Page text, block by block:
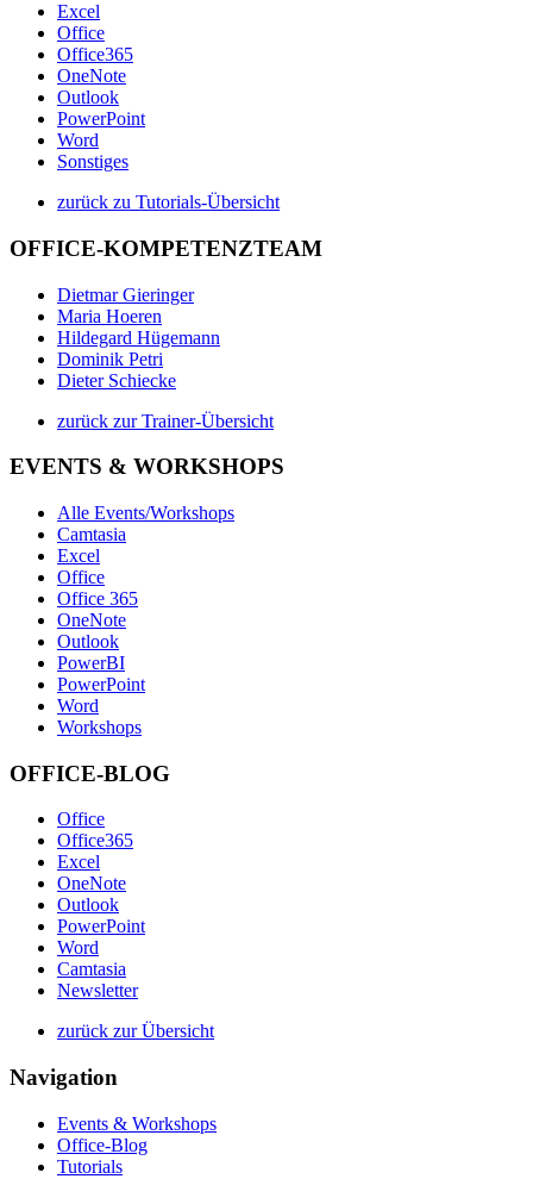
Excel
Office
Office365
OneNote
Outlook
PowerPoint
Word
Sonstiges
zurück zu Tutorials-Übersicht
OFFICE-KOMPETENZTEAM
Dietmar Gieringer
Maria Hoeren
Hildegard Hügemann
Dominik Petri
Dieter Schiecke
zurück zur Trainer-Übersicht
EVENTS & WORKSHOPS
Alle Events/Workshops
Camtasia
Excel
Office
Office 365
OneNote
Outlook
PowerBI
PowerPoint
Word
Workshops
OFFICE-BLOG
Office
Office365
Excel
OneNote
Outlook
PowerPoint
Word
Camtasia
Newsletter
zurück zur Übersicht
Navigation
Events & Workshops
Office-Blog
Tutorials